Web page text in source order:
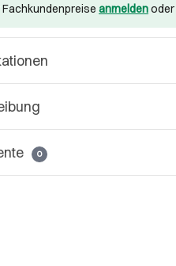
Fachkundenpreise anmeldenoder
0